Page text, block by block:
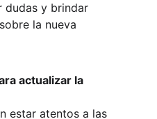
dudas y brindar
la nueva
actualizar la
estar atentos a las